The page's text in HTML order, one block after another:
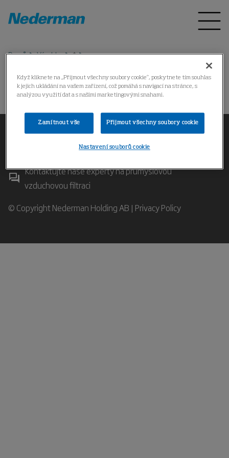
Domů Výrobky *
Produkt nebyl nalezen.
Kontaktujte naše experty na průmyslovou
vzduchovou filtraci
© Copyright Nederman Holding AB | Privacy Policy
Když kliknete na „Přijmout všechny soubory cookie“, poskytnete tím souhlas
k jejich ukládání na vašem zařízení, což pomáhá s navigací na stránce, s
analýzou využití dat a s našimi marketingovými snahami.
Zamítnout vše Přijmout všechny soubory cookie
Nastavení souborů cookie